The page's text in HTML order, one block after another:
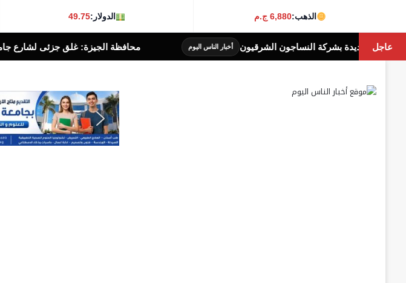
الذهب:6,880 ج.م الدولار:49.75
عاجل أخبار الناس اليوم محافظة الجيزة: غلق جزئى لشارع جامعة الدول العربية بتقاطعه